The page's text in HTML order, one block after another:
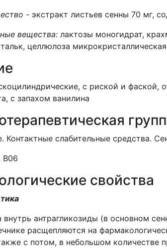
о - экстракт листьев сенны 70 мг,
вещества: лактозы моногидрат,
целлюлоза
с риской и фаской,
с запахом ванилина
Контактные слабительные средства.
В06
свойства
антрагликозиды (в основном
расщепляются на
с потом, в небольшом количестве